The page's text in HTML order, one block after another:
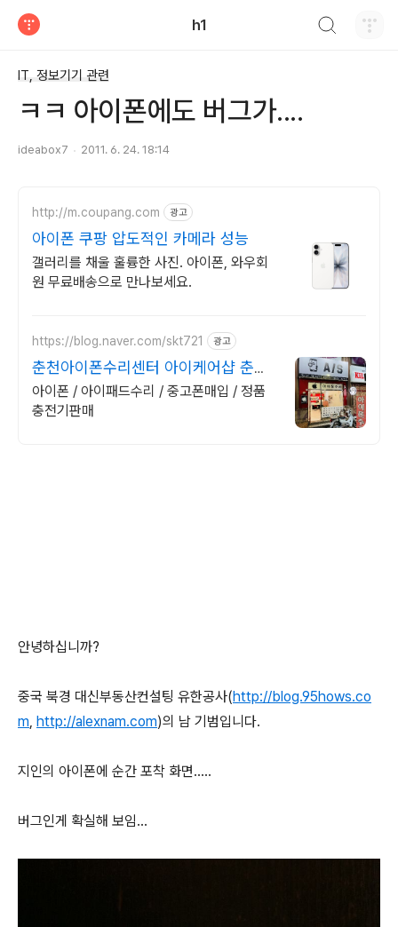
h1
IT, 정보기기 관련
ㅋㅋ 아이폰에도 버그가....
ideabox7 2011. 6. 24. 18:14
http://m.coupang.com 광고
아이폰 쿠팡 압도적인 카메라 성능
갤러리를 채울 훌륭한 사진. 아이폰, 와우회
원 무료배송으로 만나보세요.
https://blog.naver.com/skt721 광고
춘천아이폰수리센터 아이케어샵 춘천
아이폰as센터
아이폰 / 아이패드수리 / 중고폰매입 / 정품
충전기판매
안녕하십니까?
중국 북경 대신부동산컨설팅 유한공사(http://blog.95hows.co
m, http://alexnam.com)의 남 기범입니다.
지인의 아이폰에 순간 포착 화면.....
버그인게 확실해 보임...